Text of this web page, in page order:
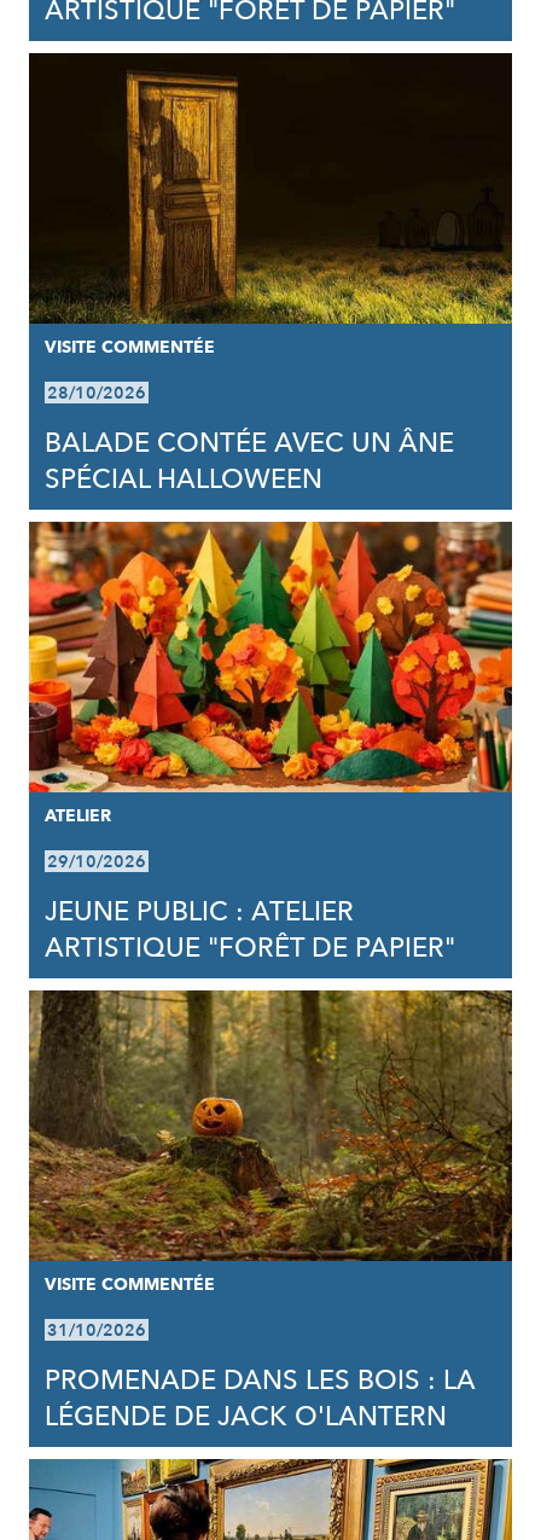
ARTISTIQUE "FORÊT DE PAPIER"
VISITE COMMENTÉE
28/10/2026
BALADE CONTÉE AVEC UN ÂNE
SPÉCIAL HALLOWEEN
ATELIER
29/10/2026
JEUNE PUBLIC : ATELIER
ARTISTIQUE "FORÊT DE PAPIER"
VISITE COMMENTÉE
31/10/2026
PROMENADE DANS LES BOIS : LA
LÉGENDE DE JACK O'LANTERN